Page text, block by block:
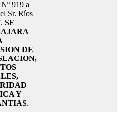
919 a
Sr. Ríos
SE
DE
Y
.